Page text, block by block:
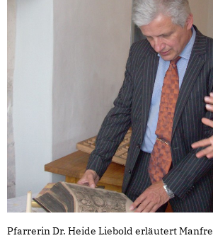
Pfarrerin Dr. Heide Liebold erläutert